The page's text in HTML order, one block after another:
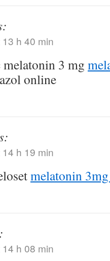
h 40 min
3 mg
online
h 19 min
melatonin
h 08 min